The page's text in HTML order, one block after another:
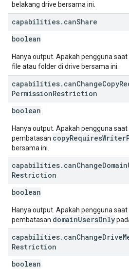
belakang drive bersama ini.
capabilities. canShare
boolean
Hanya output. Apakah pengguna
file atau folder di drive bersama ini.
capabilities. canChangeCopy
PermissionRestriction
boolean
Hanya output. Apakah pengguna
pembatasan
bersama ini.
capabilities. canChangeDomain
Restriction
boolean
Hanya output. Apakah pengguna
pembatasan domainUsersOnly
capabilities. canChangeDrive
Restriction
boolean